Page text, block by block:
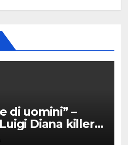
di uomini” –
Diana killer